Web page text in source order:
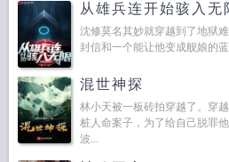
从雄兵连开始骇入无
沈修莫名其妙就穿越到了地狱
封信和一个能让他变成舰娘的
混世神探
林小天被一板砖拍穿越了。穿
桩人命案子，为了给自己脱罪
波...